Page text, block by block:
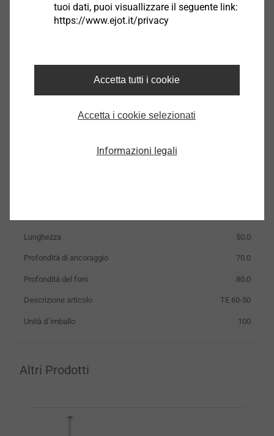
Ancoraggi ETICS | Prodotti | Divisione Edilizia |
EJOT Italy
Lunghezza 50.0
Profondità di ancoraggio 70.0
Profondità del foro 80.0
Descrizione articolo TE 60-50
Unità d´imballo 100
Altri Prodotti
tuoi dati, puoi visuallizzare il seguente link:
https://www.ejot.it/privacy
Accetta tutti i cookie
Accetta i cookie selezionati
Informazioni legali